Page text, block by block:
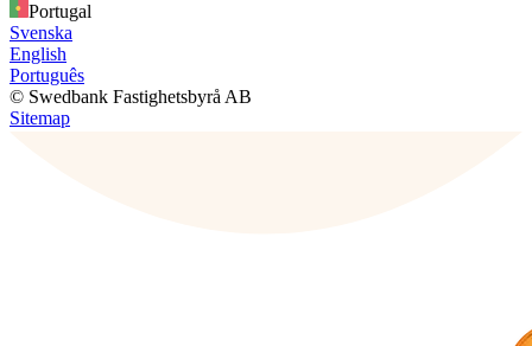
Portugal
Svenska
English
Português
© Swedbank Fastighetsbyrå AB
Sitemap